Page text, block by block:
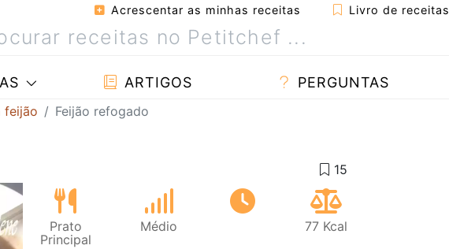
Acrescentar as minhas receitas Livro de receitas
ARTIGOS PERGUNTAS
feijão Feijão refogado
Prato
Principal
Médio 77 Kcal